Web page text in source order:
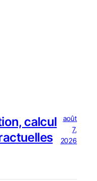
calcul
août
7,
2026